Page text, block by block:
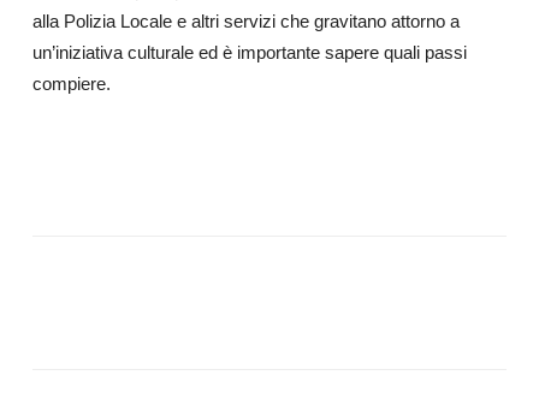
alla Polizia Locale e altri servizi che gravitano attorno a
un’iniziativa culturale ed è importante sapere quali passi
compiere.